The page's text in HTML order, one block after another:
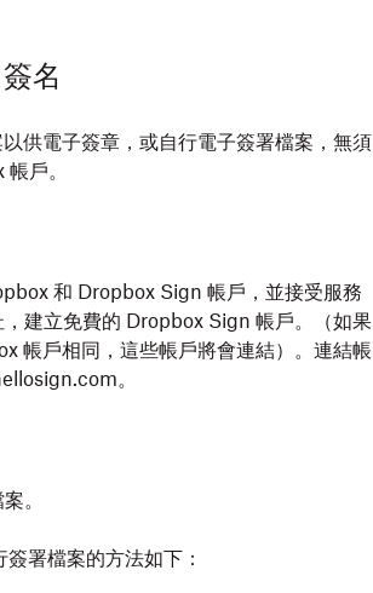
名
以供電子簽章，或自行電子簽署檔案，無須
戶。
和 Dropbox Sign 帳戶，並接受服務
建立免費的 Dropbox Sign 帳戶。（如果
帳戶相同，這些帳戶將會連結）。連結帳
。
。
署檔案的方法如下：